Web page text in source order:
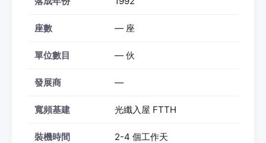
座數 — 座
單位數目 — 伙
發展商 —
寬頻基建 光纖入屋 FTTH
裝機時間 2-4 個工作天